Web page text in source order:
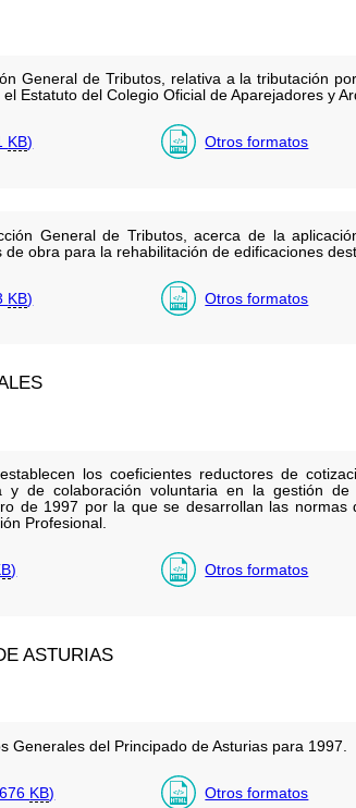
General de Tributos, relativa a la tributación
Estatuto del Colegio Oficial de Aparejadores y
KB) Otros formatos
General de Tributos, acerca de la
obra para la rehabilitación de edificaciones
KB) Otros formatos
los coeficientes reductores de
y de colaboración voluntaria en la gestión
de 1997 por la que se desarrollan las normas
Profesional.
) Otros formatos
ASTURIAS
Generales del Principado de Asturias para 1997.
KB) Otros formatos